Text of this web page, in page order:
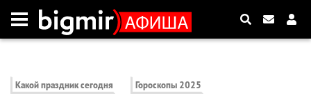
Какой праздник сегодня Гороскопы 2025